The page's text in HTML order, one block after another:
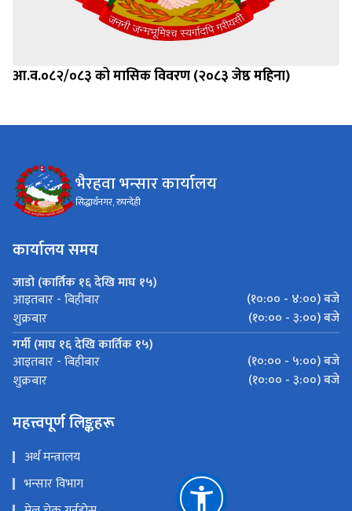
आ.व.०८२/०८३ को मासिक विवरण (२०८३ जेष्ठ महिना)
भैरहवा भन्सार कार्यालय
सिद्धार्थनगर, रुपन्देही
कार्यालय समय
जाडो (कार्तिक १६ देखि माघ १५)
आइतबार - बिहीबार
(१०:०० - ४:००) बजे
शुक्रबार
(१०:०० - ३:००) बजे
गर्मी (माघ १६ देखि कार्तिक १५)
आइतबार - बिहीबार
(१०:०० - ५:००) बजे
शुक्रबार
(१०:०० - ३:००) बजे
महत्त्वपूर्ण लिङ्कहरू
अर्थ मन्त्रालय
भन्सार विभाग